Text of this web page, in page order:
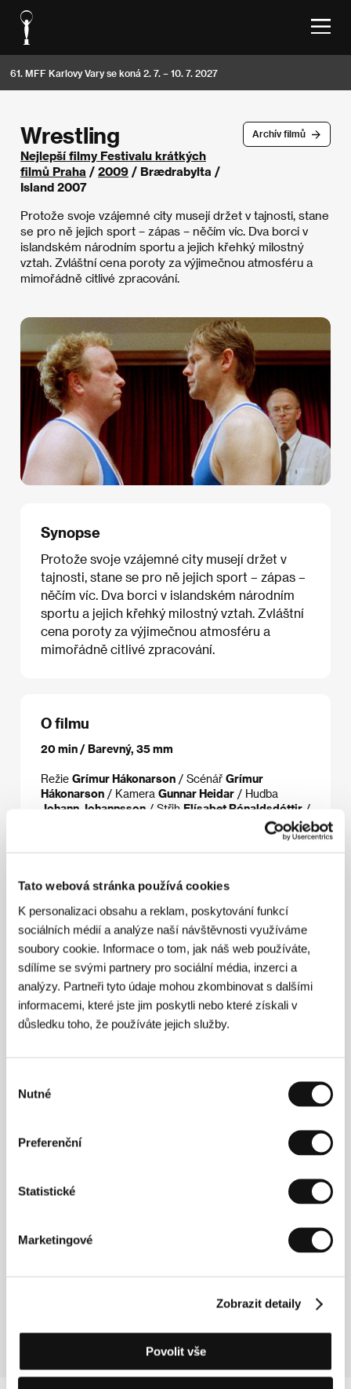
Tato webová stránka používá cookies
K personalizaci obsahu a reklam, poskytování funkcí
sociálních médií a analýze naší návštěvnosti využíváme
soubory cookie. Informace o tom, jak náš web používáte,
sdílíme se svými partnery pro sociální média, inzerci a
analýzy. Partneři tyto údaje mohou zkombinovat s dalšími
informacemi, které jste jim poskytli nebo které získali v
důsledku toho, že používáte jejich služby.
souhlasu
Nutné
Preferenční
Statistické
Marketingové
Zobrazit detaily
Povolit vše
61. MFF Karlovy Vary se koná 2. 7. – 10. 7. 2027
Archív filmů
Wrestling
Nejlepší filmy Festivalu krátkých
filmů Praha / 2009 / Brædrabylta /
Island 2007
Protože svoje vzájemné city musejí držet v tajnosti, stane
se pro ně jejich sport – zápas – něčím víc. Dva borci v
islandském národním sportu a jejich křehký milostný
vztah. Zvláštní cena poroty za výjimečnou atmosféru a
mimořádně citlivé zpracování.
Synopse
Protože svoje vzájemné city musejí držet v
tajnosti, stane se pro ně jejich sport – zápas –
něčím víc. Dva borci v islandském národním
sportu a jejich křehký milostný vztah. Zvláštní
cena poroty za výjimečnou atmosféru a
mimořádně citlivé zpracování.
O filmu
20 min / Barevný, 35 mm
Režie Grímur Hákonarson / Scénář Grímur
Hákonarson / Kamera Gunnar Heidar / Hudba
Johann Johannsson / Střih Elísabet Rónaldsdóttir /
Hark Film/
Halldór Gylfason, Björn Ingi Hilmarsson /
Kontakty
Icelandic Film Centre
Hverfisgata 54, 101, Reykjavik
Island
Tel: +354 562 3580
Fax: +354 562 7171
E-mail:info@icelandicfilmcentre.is
Hosté